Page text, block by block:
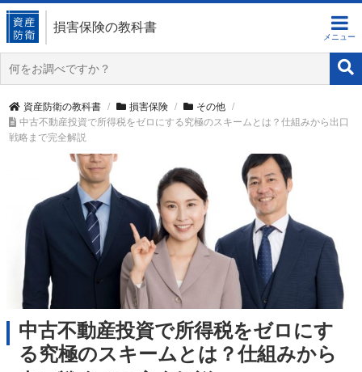
損害保険の教科書
資産防衛の教科書 損害保険
その他
中古不動産投資で所得税をゼロにする究極のスキームとは？仕組みから出口
戦略まで完全解説
中古不動産投資で所得税をゼロにす
る究極のスキームとは？仕組みから